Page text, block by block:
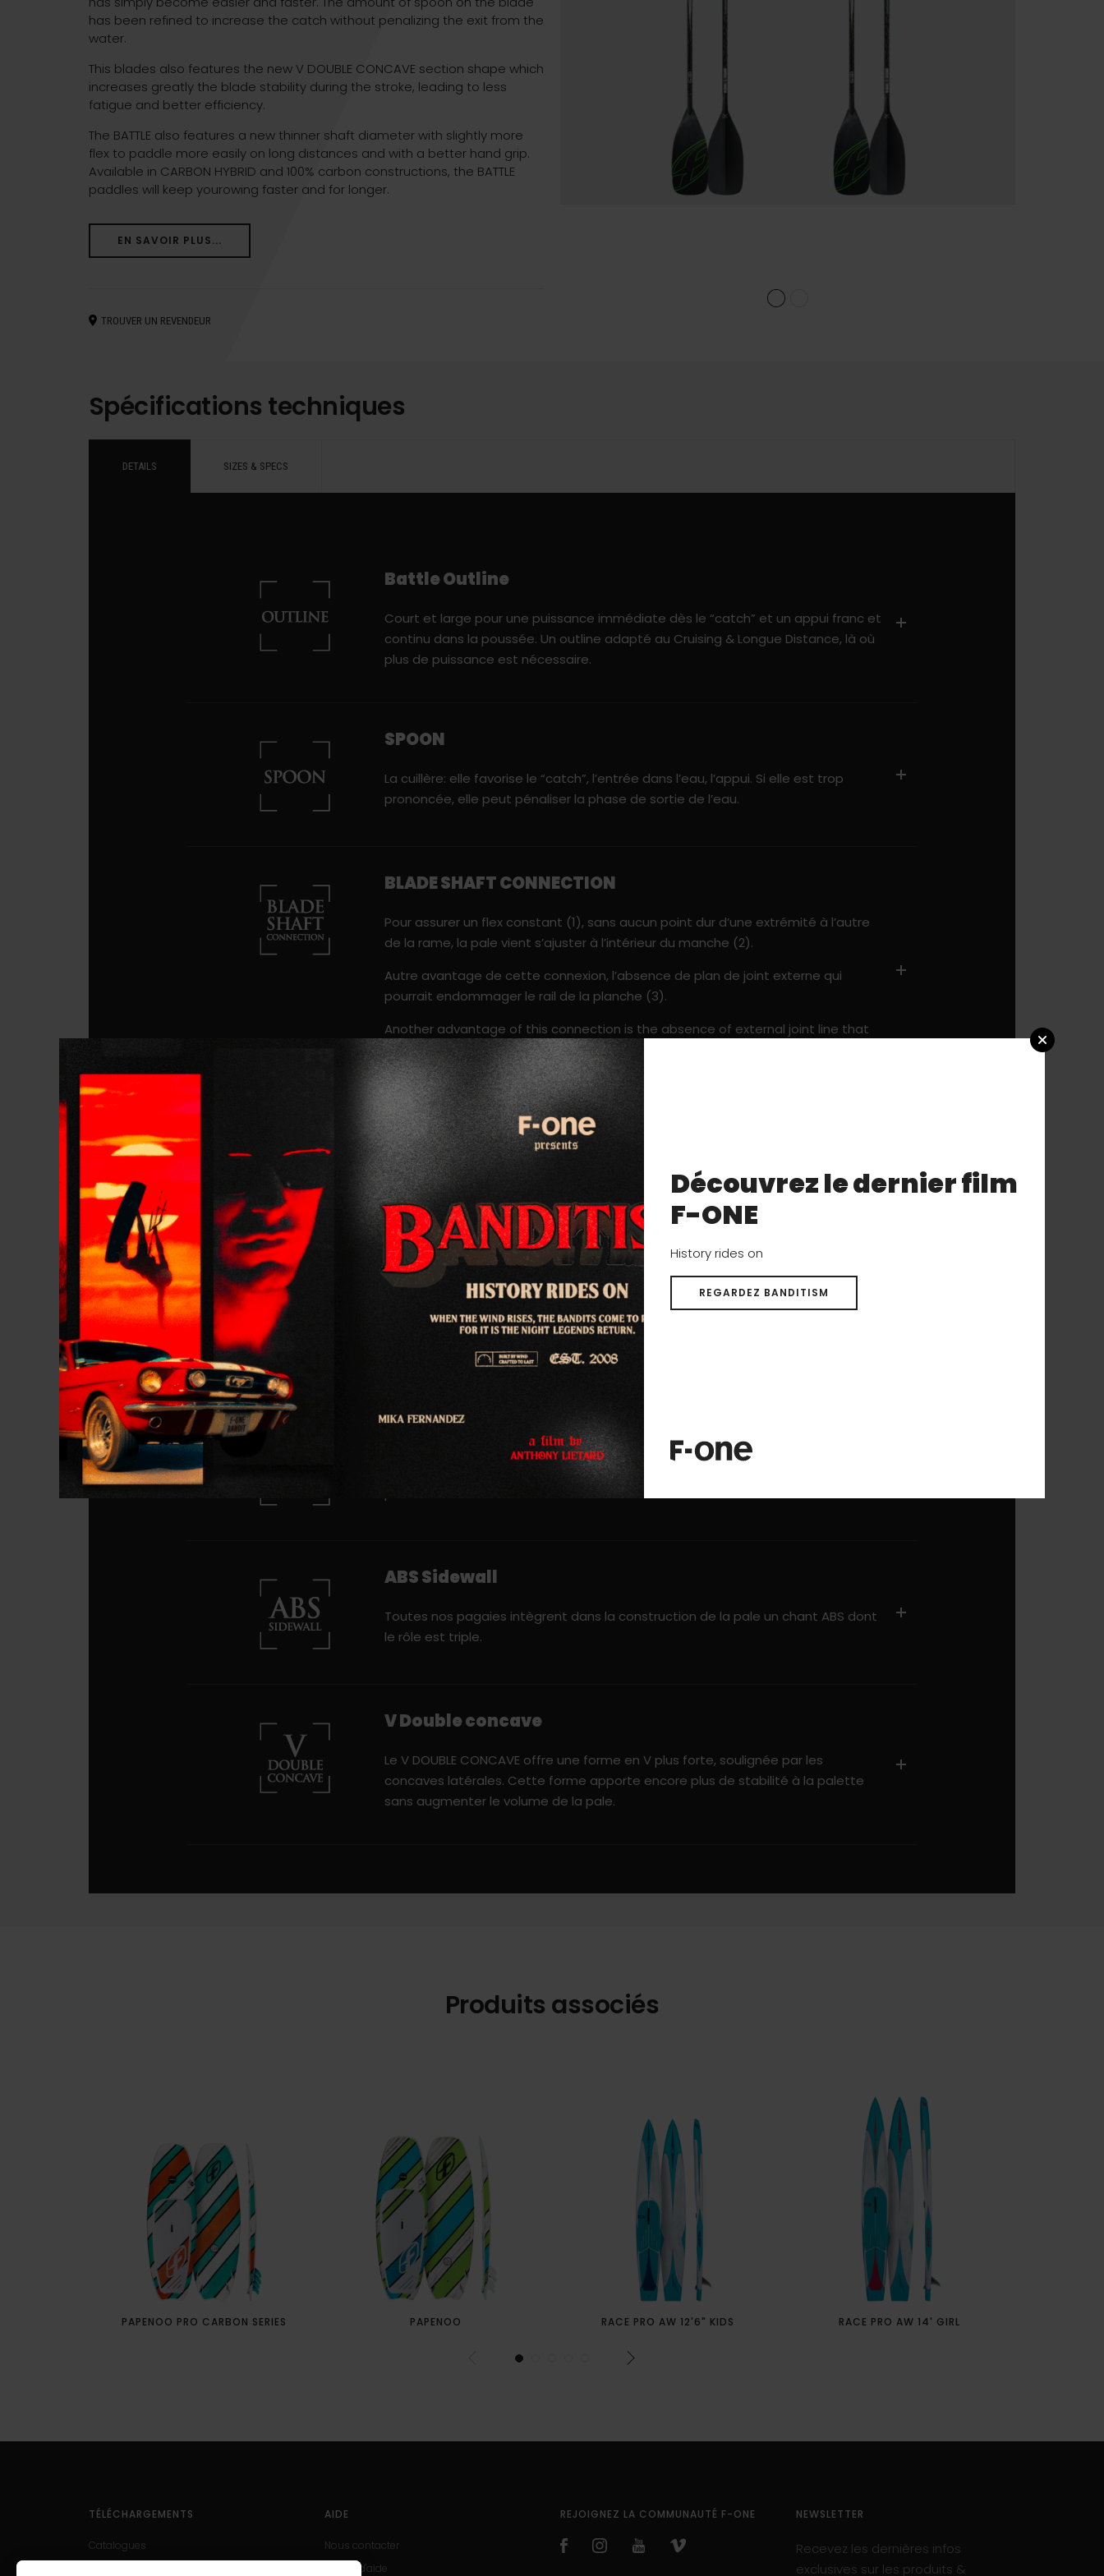
has been refined to increase the catch without penalizing the exit from the
water.
This blades also features the new V DOUBLE CONCAVE section shape which
increases greatly the blade stability during the stroke, leading to less
fatigue and better efficiency.
The BATTLE also features a new thinner shaft diameter with slightly more
flex to paddle more easily on long distances and with a better hand grip.
Available in CARBON HYBRID and 100% carbon constructions, the BATTLE
paddles will keep yourowing faster and for longer.
EN SAVOIR PLUS...
TROUVER UN REVENDEUR
Spécifications techniques
DETAILS SIZES & SPECS
Battle Outline
Court et large pour une puissance immédiate dès le “catch” et un appui franc et
continu dans la poussée. Un outline adapté au Cruising & Longue Distance, là où
plus de puissance est nécessaire.
SPOON
La cuillère: elle favorise le “catch”, l’entrée dans l’eau, l’appui. Si elle est trop
prononcée, elle peut pénaliser la phase de sortie de l’eau.
BLADE SHAFT CONNECTION
Pour assurer un flex constant (1), sans aucun point dur d’une extrémité à l’autre
de la rame, la pale vient s’ajuster à l’intérieur du manche (2).
Autre avantage de cette connexion, l’absence de plan de joint externe qui
pourrait endommager le rail de la planche (3).
Another advantage of this connection is the absence of external joint line that
could damage the rail of the board (3).
Shaft stifness
Les technologies et matériaux retenus pour la construction des rames nous
permettent de vous offrir deux choix de rigidité pour votre manche, du plus
souple et tolérant jusqu’au plus rigide et nerveux.
Finition anti-dérapante
La finition antidérapante est un vernis «soft touch» qui rend la pagaie non
glissante lorsqu'elle est mouillée.
Permet à la pale d’être idéalement positionnée dans l’eau au moment où la
ABS Sidewall
Toutes nos pagaies intègrent dans la construction de la pale un chant ABS dont
le rôle est triple.
V Double concave
Le V DOUBLE CONCAVE offre une forme en V plus forte, soulignée par les
concaves latérales. Cette forme apporte encore plus de stabilité à la palette
sans augmenter le volume de la pale.
Produits associés
PAPENOO PRO CARBON SERIES PAPENOO RACE PRO AW 12'6" KIDS RACE PRO AW 14' GIRL
TÉLÉCHARGEMENTS
Catalogues
AIDE
Nous contacter
Centre d'aide
REJOIGNEZ LA COMMUNAUTÉ F-ONE NEWSLETTER
Recevez les dernières infos
exclusives sur les produits &
Découvrez le dernier film
F-ONE
History rides on
REGARDEZ BANDITISM